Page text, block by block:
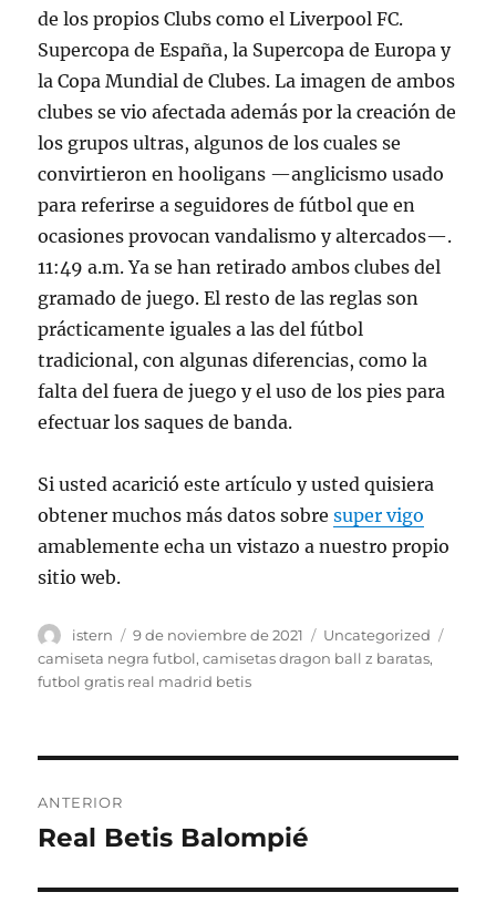
de los propios Clubs como el Liverpool FC.
Supercopa de España, la Supercopa de Europa y
la Copa Mundial de Clubes. La imagen de ambos
clubes se vio afectada además por la creación de
los grupos ultras, algunos de los cuales se
convirtieron en hooligans —anglicismo usado
para referirse a seguidores de fútbol que en
ocasiones provocan vandalismo y altercados—.
11:49 a.m. Ya se han retirado ambos clubes del
gramado de juego. El resto de las reglas son
prácticamente iguales a las del fútbol
tradicional, con algunas diferencias, como la
falta del fuera de juego y el uso de los pies para
efectuar los saques de banda.
Si usted acarició este artículo y usted quisiera
obtener muchos más datos sobresuper vigo
amablemente echa un vistazo a nuestro propio
sitio web.
Autor
istern
Publicado
el
9 de noviembre de 2021 Categorías
Uncategorized
camiseta negra futbol,camisetas dragon ball z baratas,
futbol gratis real madrid betis
de
ANTERIOR
Entrada
Real Betis Balompié